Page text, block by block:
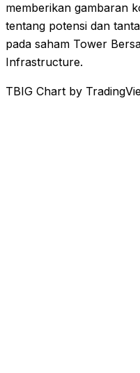
memberikan gambaran
tentang potensi dan
pada saham Tower
Infrastructure.
TBIG Chart by